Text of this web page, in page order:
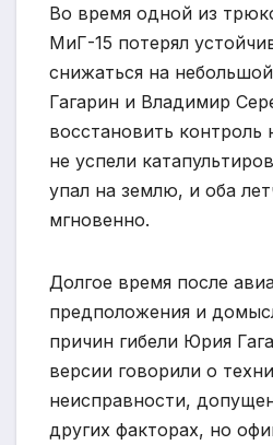
Во время одной из
МиГ-15 потерял
снижаться на
Гагарин и Владимир
восстановить
не успели
упал на землю, и оба
мгновенно.
Долгое время после
предположения и
причин гибели Юрия
версии говорили о
неисправности,
других факторах, но